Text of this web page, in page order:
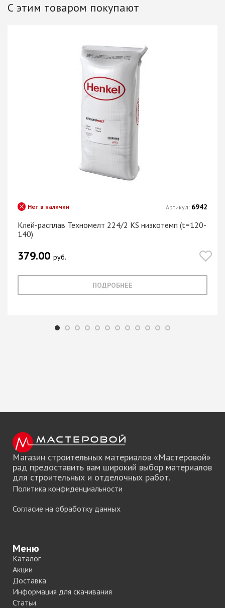
С этим товаром покупают
Клей-расплав Техномелт 224/2 KS низкотемп (t=120-
140)
Нет в наличии
379.00 руб.
ПОДРОБНЕЕ
Артикул: 6942
Магазин строительных материалов «Мастеровой»
рад предоставить вам широкий выбор материалов
для строительных и отделочных работ.
Политика конфиденциальности
Согласие на обработку данных
Меню
Каталог
Акции
Доставка
Информация для скачивания
Статьи